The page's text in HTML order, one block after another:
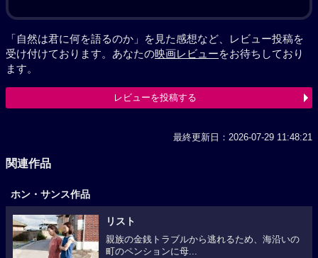
「自然は君に何を語るのか」を見た感想など、レビュー投稿を
受け付けております。あなたの映画レビューをお待ちしており
ます。
レビューを投稿する
最終更新日：2026-07-29 11:48:21
関連作品
ホン・サンス作品
リスト
親族の金銭トラブルから逃れるため、海沿いの
町のペンションに母...